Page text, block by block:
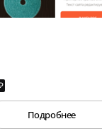
Подробнее